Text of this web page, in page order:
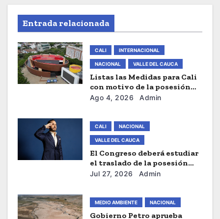
n
d
e
e
n
s
Entrada relacionada
CALI INTERNACIONAL
NACIONAL VALLE DEL CAUCA
Listas las Medidas para Cali
con motivo de la posesión
presidencial de este Viernes
Ago 4, 2026 Admin
CALI NACIONAL
VALLE DEL CAUCA
El Congreso deberá estudiar
el traslado de la posesión
presidencial de Abelardo De
Jul 27, 2026 Admin
MEDIO AMBIENTE NACIONAL
Gobierno Petro aprueba